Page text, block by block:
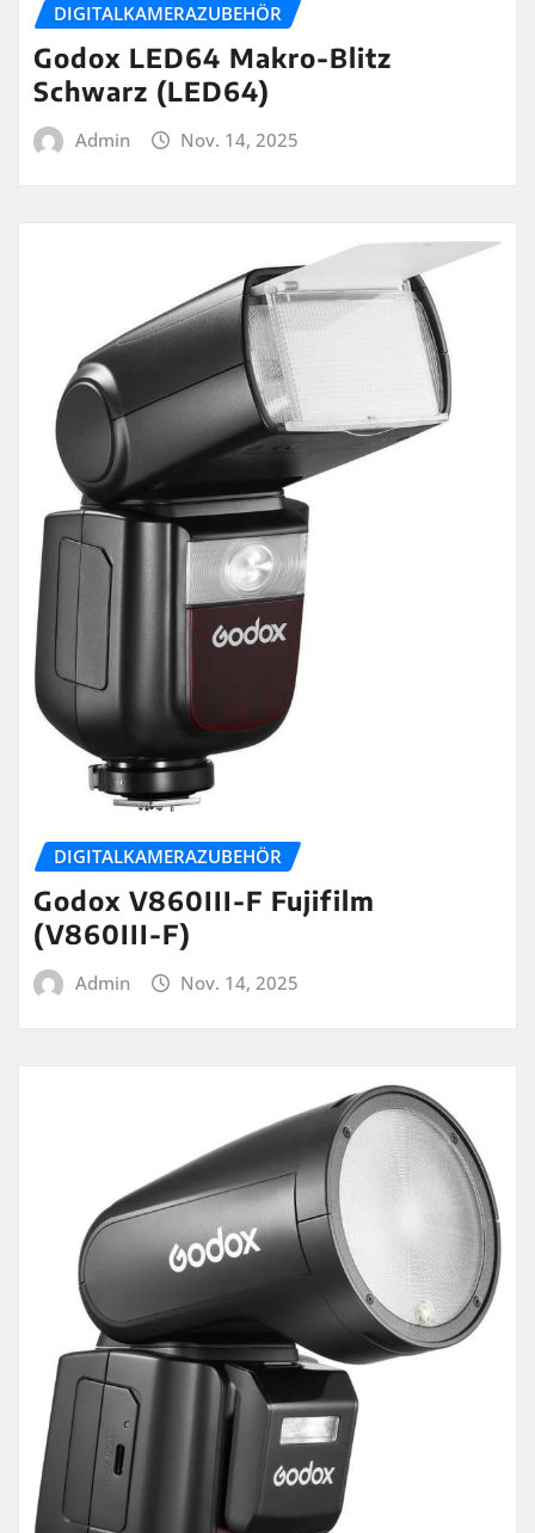
DIGITALKAMERAZUBEHÖR
Godox LED64 Makro-Blitz
Schwarz (LED64)
Admin Nov. 14, 2025
DIGITALKAMERAZUBEHÖR
Godox V860III-F Fujifilm
(V860III-F)
Admin Nov. 14, 2025